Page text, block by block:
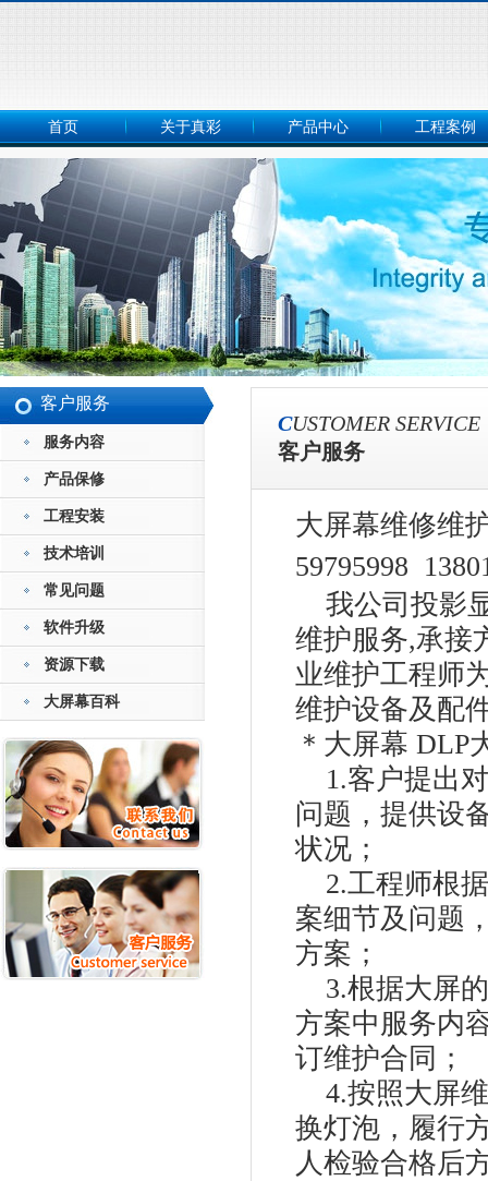
首页 关于真彩 产品中心 工程案例
客户服务
服务内容
产品保修
工程安装
技术培训
常见问题
软件升级
资源下载
大屏幕百科
CUSTOMER SERVICE
客户服务
大屏幕维修维
59795998
我公司投影
维护服务,承接
业维护工程师
维护设备及配
＊大屏幕 DLP
1.客户提出
问题，提供设
状况；
2.工程师根
案细节及问题
方案；
3.根据大屏
方案中服务内
订维护合同；
4.按照大屏
换灯泡，履行
人检验合格后